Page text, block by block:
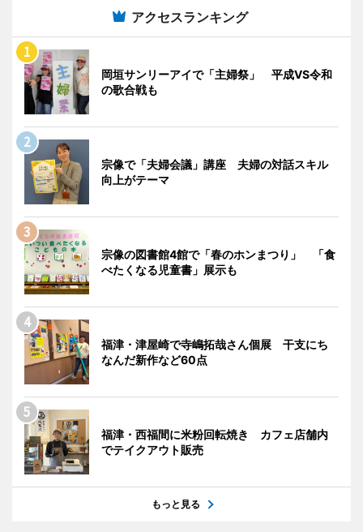
アクセスランキング
岡垣サンリーアイで「主婦祭」 平成VS令和
の歌合戦も
宗像で「夫婦会議」講座 夫婦の対話スキル
向上がテーマ
宗像の図書館4館で「春のホンまつり」 「食
べたくなる児童書」展示も
福津・津屋崎で寺嶋拓哉さん個展 干支にち
なんだ新作など60点
福津・西福間に米粉回転焼き カフェ店舗内
でテイクアウト販売
もっと見る